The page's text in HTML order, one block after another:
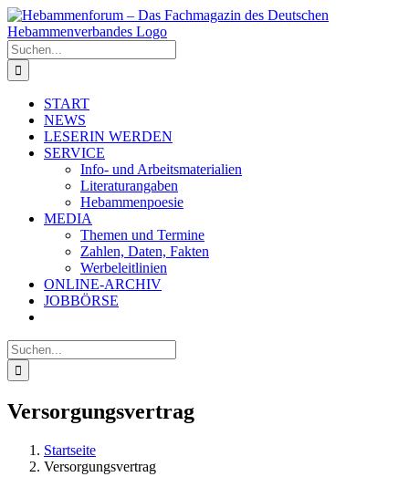
Zum
Inhalt
springen
Suche
nach:
START
NEWS
LESERIN WERDEN
SERVICE
Info- und Arbeitsmaterialien
Literaturangaben
Hebammenpoesie
MEDIA
Themen und Termine
Zahlen, Daten, Fakten
Werbeleitlinien
ONLINE-ARCHIV
JOBBÖRSE
Suche
nach:
Versorgungsvertrag
Startseite
Versorgungsvertrag